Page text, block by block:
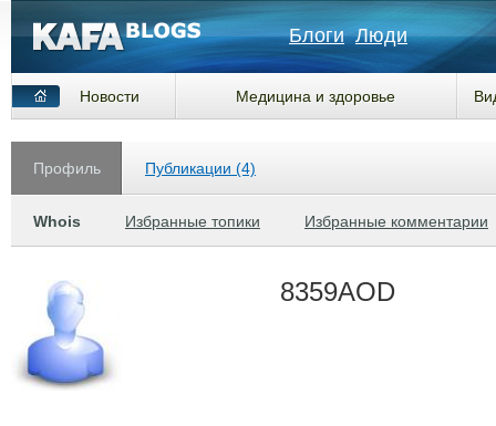
Блоги Люди
Новости Медицина и здоровье
Профиль
Whois Избранные топики Избранные комментарии
Публикации (4)
8359AOD